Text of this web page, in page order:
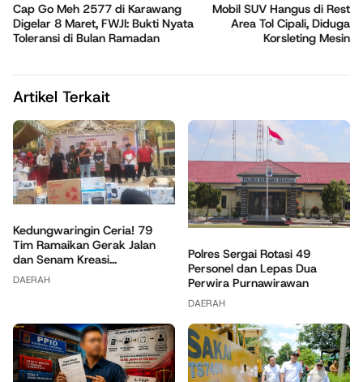
Cap Go Meh 2577 di Karawang
Digelar 8 Maret, FWJI: Bukti Nyata
Toleransi di Bulan Ramadan
Mobil SUV Hangus di Rest
Area Tol Cipali, Diduga
Korsleting Mesin
Artikel Terkait
Kedungwaringin Ceria! 79
Tim Ramaikan Gerak Jalan
dan Senam Kreasi...
DAERAH
Polres Sergai Rotasi 49
Personel dan Lepas Dua
Perwira Purnawirawan
DAERAH